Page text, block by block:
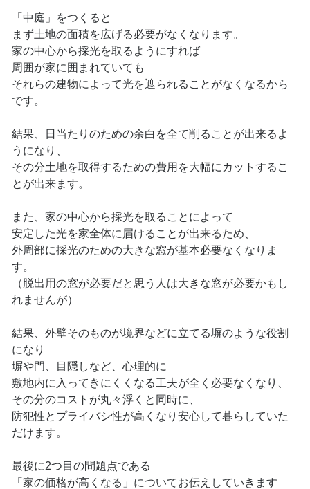
「中庭」をつくると
まず土地の面積を広げる必要がなくなります。
家の中心から採光を取るようにすれば
周囲が家に囲まれていても
それらの建物によって光を遮られることがなくなるから
です。
結果、日当たりのための余白を全て削ることが出来るよ
うになり、
その分土地を取得するための費用を大幅にカットするこ
とが出来ます。
また、家の中心から採光を取ることによって
安定した光を家全体に届けることが出来るため、
外周部に採光のための大きな窓が基本必要なくなりま
す。
（脱出用の窓が必要だと思う人は大きな窓が必要かもし
れませんが）
結果、外壁そのものが境界などに立てる塀のような役割
になり
塀や門、目隠しなど、心理的に
敷地内に入ってきにくくなる工夫が全く必要なくなり、
その分のコストが丸々浮くと同時に、
防犯性とプライバシ性が高くなり安心して暮らしていた
だけます。
最後に2つ目の問題点である
「家の価格が高くなる」についてお伝えしていきます